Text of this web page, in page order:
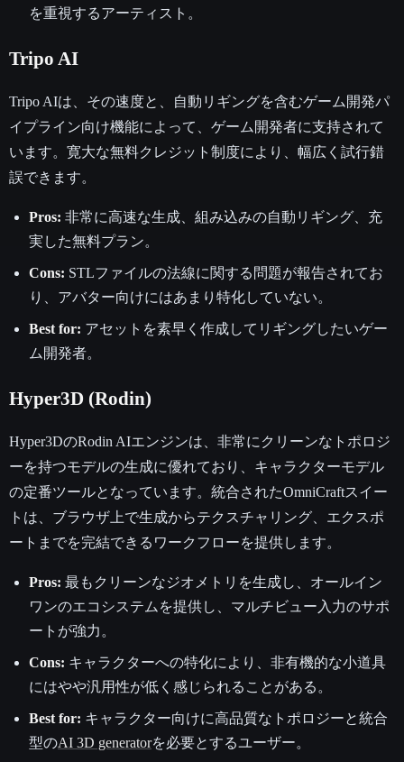
を重視するアーティスト。
Tripo AI
Tripo AIは、その速度と、自動リギングを含むゲーム開発パ
イプライン向け機能によって、ゲーム開発者に支持されて
います。寛大な無料クレジット制度により、幅広く試行錯
誤できます。
Pros: 非常に高速な生成、組み込みの自動リギング、充
実した無料プラン。
Cons: STLファイルの法線に関する問題が報告されてお
り、アバター向けにはあまり特化していない。
Best for: アセットを素早く作成してリギングしたいゲー
ム開発者。
Hyper3D (Rodin)
Hyper3DのRodin AIエンジンは、非常にクリーンなトポロジ
ーを持つモデルの生成に優れており、キャラクターモデル
の定番ツールとなっています。統合されたOmniCraftスイー
トは、ブラウザ上で生成からテクスチャリング、エクスポ
ートまでを完結できるワークフローを提供します。
Pros: 最もクリーンなジオメトリを生成し、オールイン
ワンのエコシステムを提供し、マルチビュー入力のサポ
ートが強力。
Cons: キャラクターへの特化により、非有機的な小道具
にはやや汎用性が低く感じられることがある。
Best for: キャラクター向けに高品質なトポロジーと統合
型のAI 3D generatorを必要とするユーザー。